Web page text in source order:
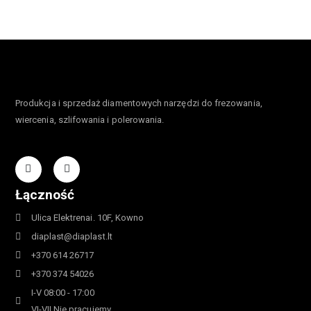
Produkcja i sprzedaż diamentowych narzędzi do frezowania,
wiercenia, szlifowania i polerowania.
Łączność
Ulica Elektrenai. 10F, Kowno
diaplast@diaplast.lt
+370 614 26717
+370 374 54026
I-V 08:00 - 17:00